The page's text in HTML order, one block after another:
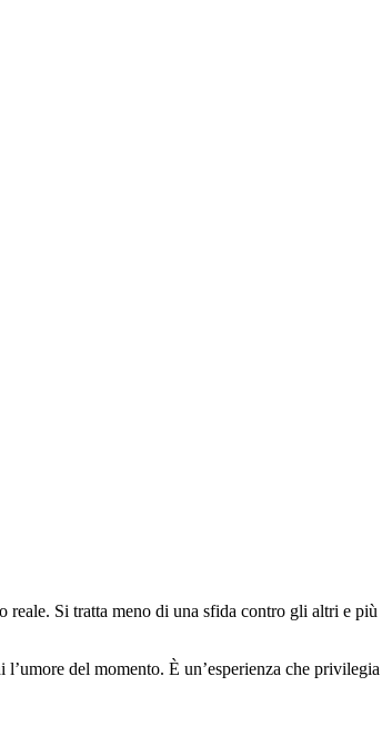
reale. Si tratta meno di una sfida contro gli altri e più
del momento. È un’esperienza che privilegia